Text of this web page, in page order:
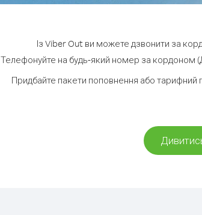
Із Viber Out ви можете дзвонити за
Телефонуйте на будь-який номер за кордоном
Придбайте пакети поповнення або